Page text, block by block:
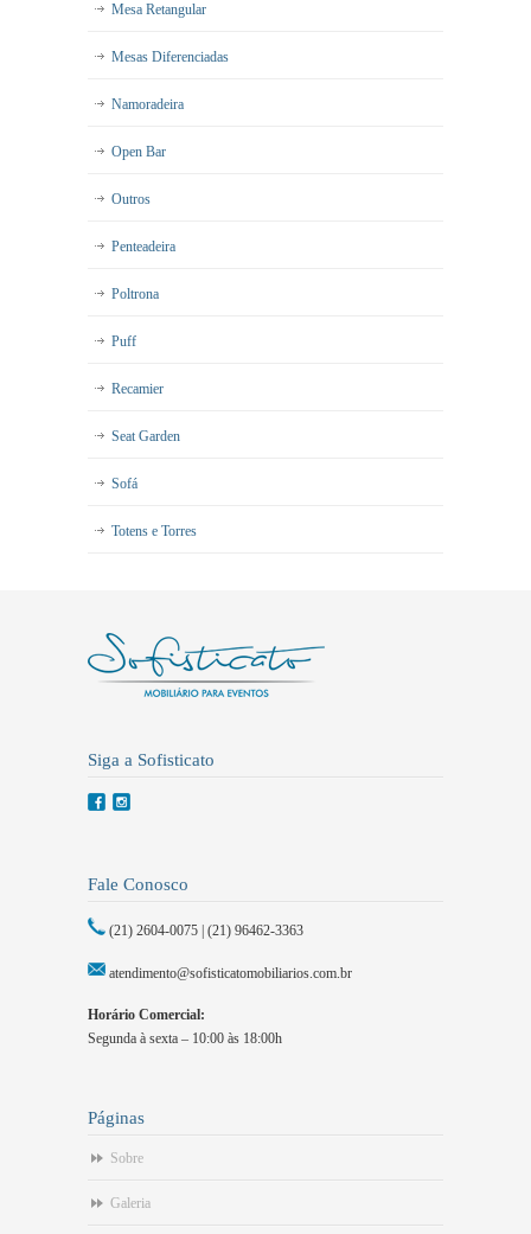
Mesa Retangular
Mesas Diferenciadas
Namoradeira
Open Bar
Outros
Penteadeira
Poltrona
Puff
Recamier
Seat Garden
Sofá
Totens e Torres
Siga a Sofisticato
Fale Conosco
(21) 2604-0075 | (21) 96462-3363
atendimento@sofisticatomobiliarios.com.br
Horário Comercial:
Segunda à sexta – 10:00 às 18:00h
Páginas
Sobre
Galeria